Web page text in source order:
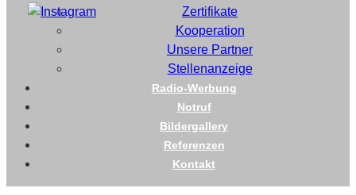
Zertifikate
Kooperation
Unsere Partner
Stellenanzeige
Radio-Werbung
Notruf
Bildergallery
Referenzen
Kontakt